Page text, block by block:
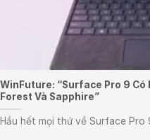
WinFuture: “Surface Pro 9 Có
Forest Và Sapphire”
Hầu hết mọi thứ về Surface Pro